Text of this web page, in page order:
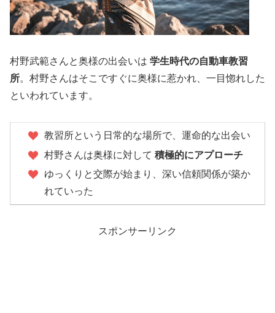
村野武範さんと奥様の出会いは 学生時代の自動車教習
所。村野さんはそこですぐに奥様に惹かれ、一目惚れした
といわれています。
教習所という日常的な場所で、運命的な出会い
村野さんは奥様に対して 積極的にアプローチ
ゆっくりと交際が始まり、深い信頼関係が築か
れていった
スポンサーリンク